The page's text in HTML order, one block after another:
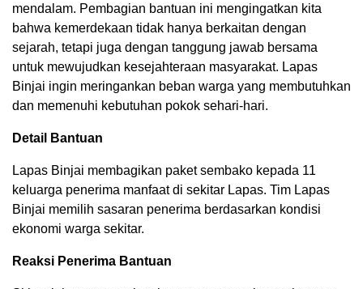
mendalam. Pembagian bantuan ini mengingatkan kita
bahwa kemerdekaan tidak hanya berkaitan dengan
sejarah, tetapi juga dengan tanggung jawab bersama
untuk mewujudkan kesejahteraan masyarakat. Lapas
Binjai ingin meringankan beban warga yang membutuhkan
dan memenuhi kebutuhan pokok sehari-hari.
Detail Bantuan
Lapas Binjai membagikan paket sembako kepada 11
keluarga penerima manfaat di sekitar Lapas. Tim Lapas
Binjai memilih sasaran penerima berdasarkan kondisi
ekonomi warga sekitar.
Reaksi Penerima Bantuan